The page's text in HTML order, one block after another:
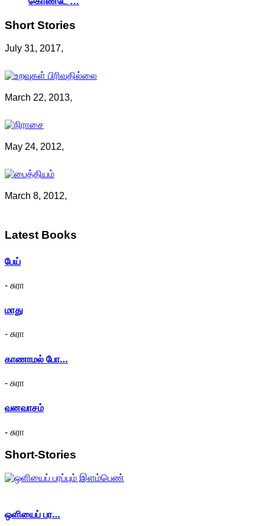
Short Stories
July 31, 2017,
March 22, 2013,
May 24, 2012,
March 8, 2012,
Latest Books
பேய்
- சுரா
மாது
- சுரா
காணாமல் போ…
- சுரா
வனவாசம்
- சுரா
Short-Stories
ஒளியைப் பர…